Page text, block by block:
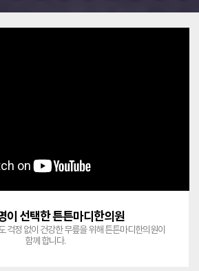
이 선택한 튼튼마디한의원
걱정 없이 건강한 무릎을 위해 튼튼마디한의원이
함께 합니다.